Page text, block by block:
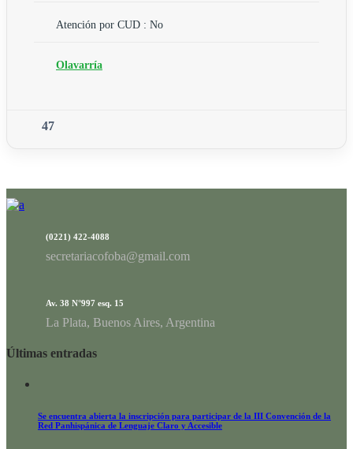
Atención por CUD : No
Olavarría
47
(0221) 422-4088
secretariacofoba@gmail.com
Av. 38 N°997 esq. 15
La Plata, Buenos Aires, Argentina
Últimas entradas
Se encuentra abierta la inscripción para participar de la III Convención de la
Red Panhispánica de Lenguaje Claro y Accesible